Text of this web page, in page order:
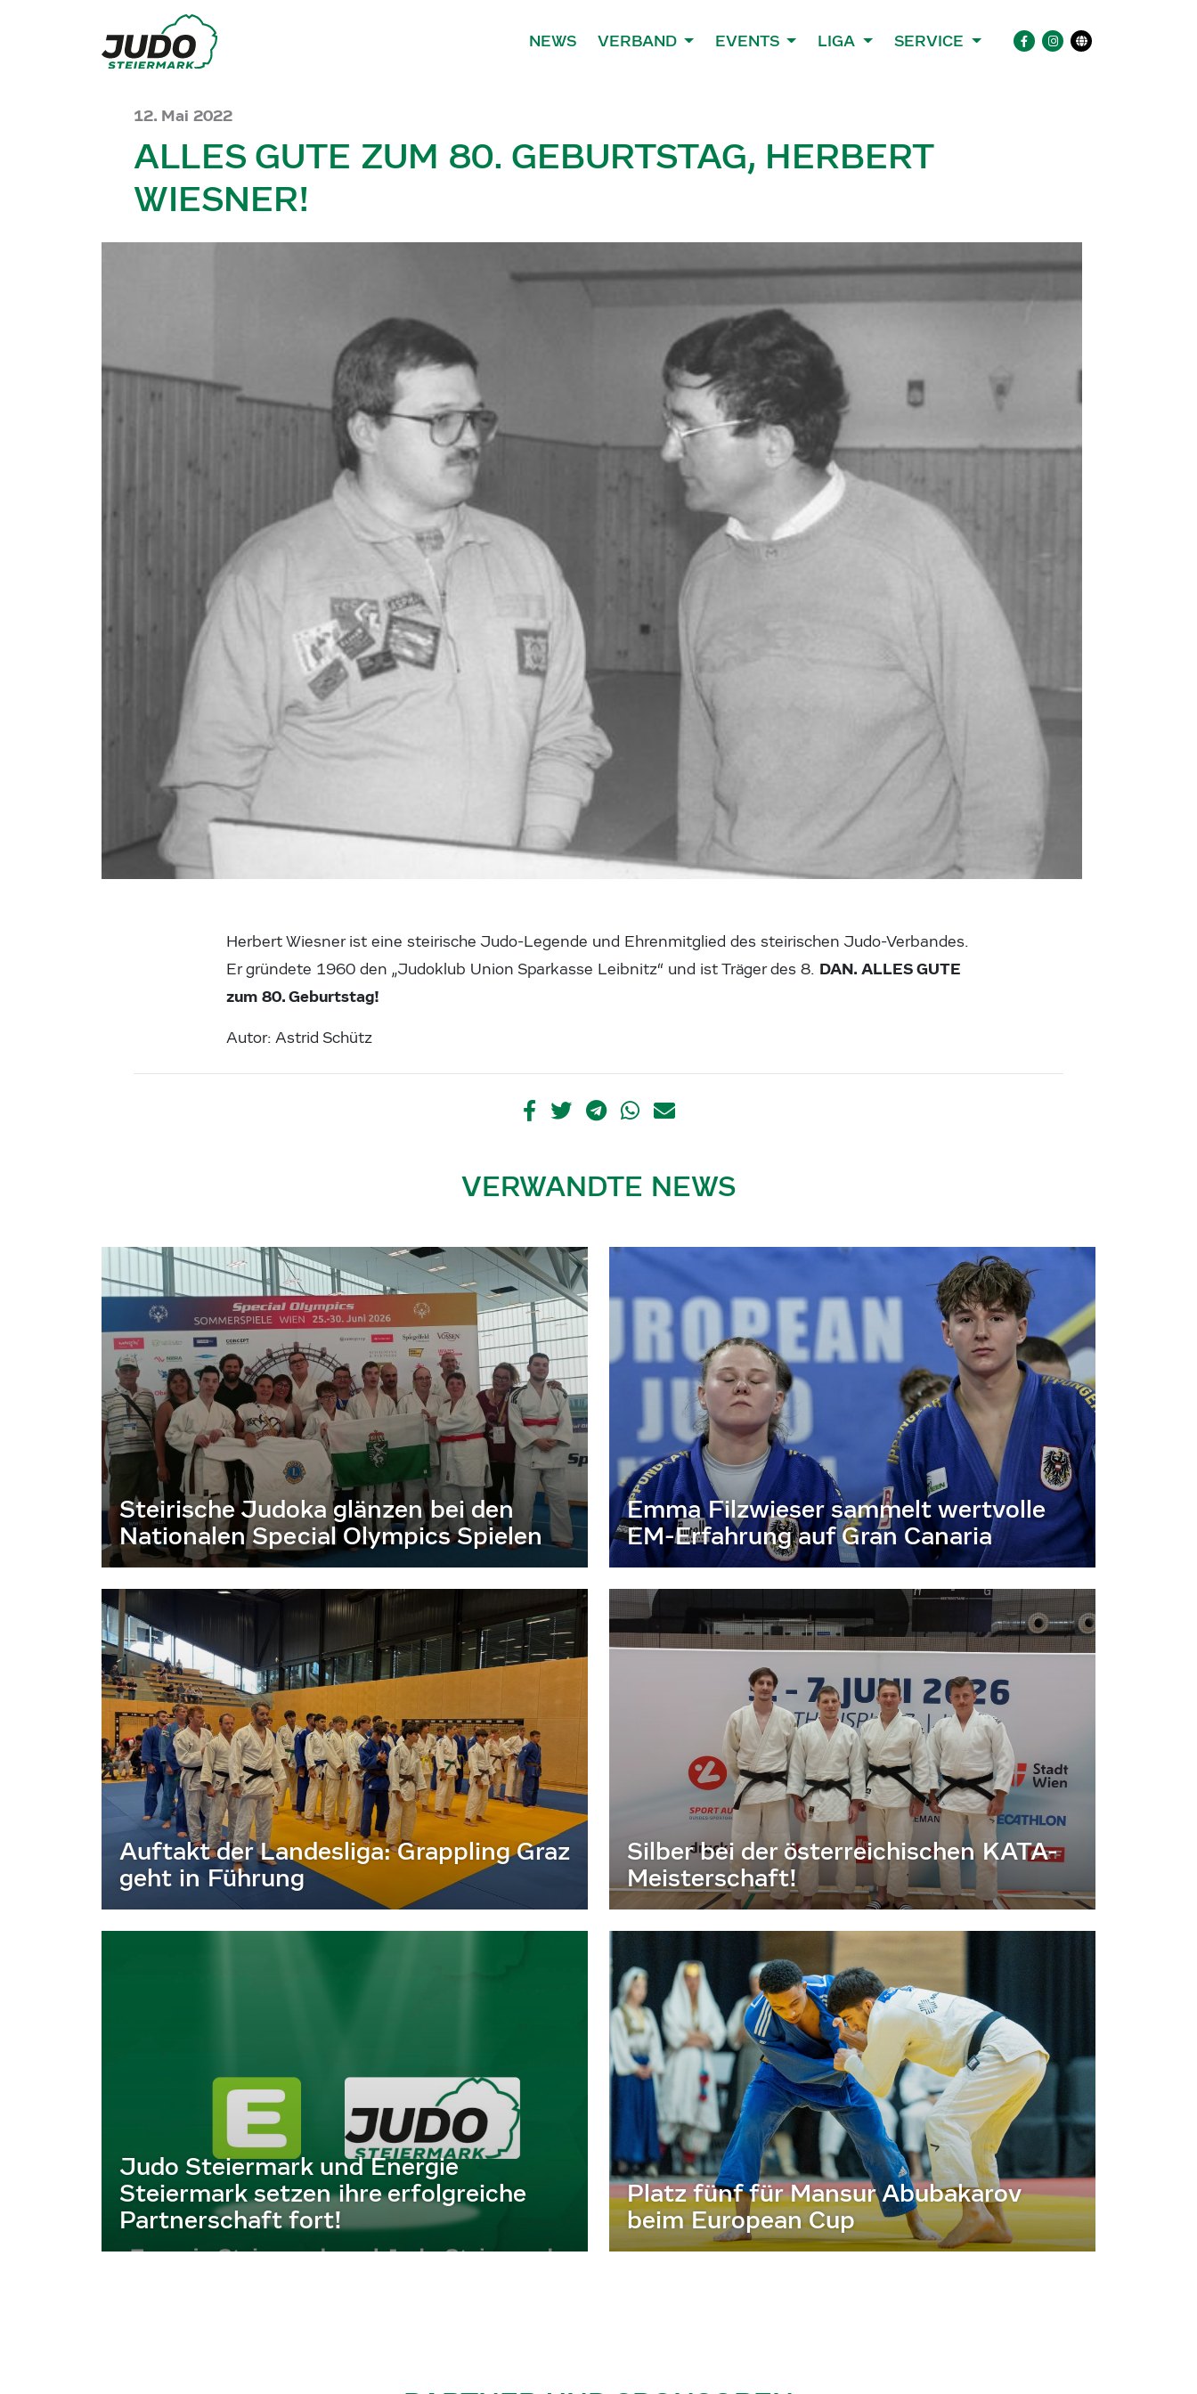
NEWS VERBAND EVENTS LIGA SERVICE
12. Mai 2022
ALLES GUTE ZUM 80. GEBURTSTAG, HERBERT
WIESNER!
Herbert Wiesner ist eine steirische Judo-Legende und Ehrenmitglied des steirischen Judo-Verbandes.
Er gründete 1960 den „Judoklub Union Sparkasse Leibnitz“ und ist Träger des 8. DAN. ALLES GUTE
zum 80. Geburtstag!
Autor: Astrid Schütz
VERWANDTE NEWS
Steirische Judoka glänzen bei den
Nationalen Special Olympics Spielen
Emma Filzwieser sammelt wertvolle
EM-Erfahrung auf Gran Canaria
Auftakt der Landesliga: Grappling Graz
geht in Führung
Silber bei der österreichischen KATA-
Meisterschaft!
Judo Steiermark und Energie
Steiermark setzen ihre erfolgreiche
Partnerschaft fort!
Platz fünf für Mansur Abubakarov
beim European Cup